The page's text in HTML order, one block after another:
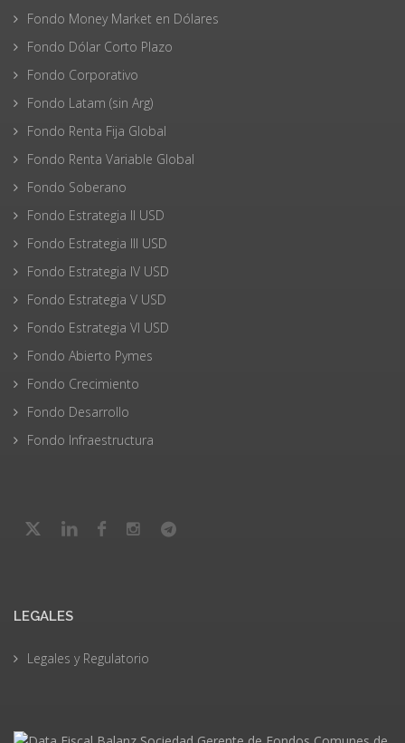
Fondo Money Market en Dólares
Fondo Dólar Corto Plazo
Fondo Corporativo
Fondo Latam (sin Arg)
Fondo Renta Fija Global
Fondo Renta Variable Global
Fondo Soberano
Fondo Estrategia II USD
Fondo Estrategia III USD
Fondo Estrategia IV USD
Fondo Estrategia V USD
Fondo Estrategia VI USD
Fondo Abierto Pymes
Fondo Crecimiento
Fondo Desarrollo
Fondo Infraestructura
LEGALES
Legales y Regulatorio